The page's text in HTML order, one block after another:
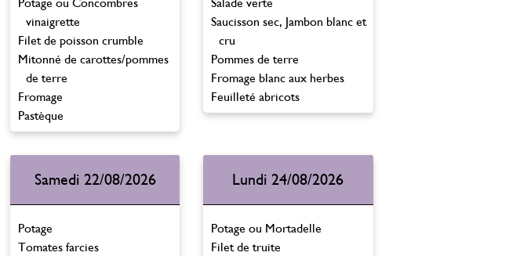
vinaigrette
Filet de poisson crumble
Mitonné de carottes/pommes
de terre
Fromage
Pastèque
Saucisson sec, Jambon blanc et
cru
Pommes de terre
Fromage blanc aux herbes
Feuilleté abricots
Samedi 22/08/2026
Potage
Tomates farcies
Lundi 24/08/2026
Potage ou Mortadelle
Filet de truite